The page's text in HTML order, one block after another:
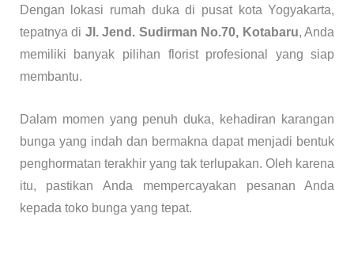
Dengan lokasi rumah duka di pusat kota Yogyakarta,
tepatnya di Jl. Jend. Sudirman No.70, Kotabaru, Anda
memiliki banyak pilihan florist profesional yang siap
membantu.
Dalam momen yang penuh duka, kehadiran karangan
bunga yang indah dan bermakna dapat menjadi bentuk
penghormatan terakhir yang tak terlupakan. Oleh karena
itu, pastikan Anda mempercayakan pesanan Anda
kepada toko bunga yang tepat.